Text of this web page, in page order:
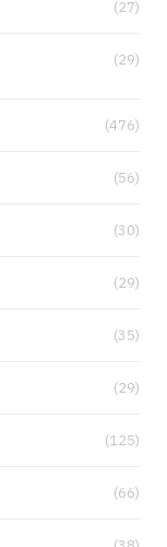
(27)
(29)
(476)
(56)
(30)
(29)
(35)
(29)
(125)
(66)